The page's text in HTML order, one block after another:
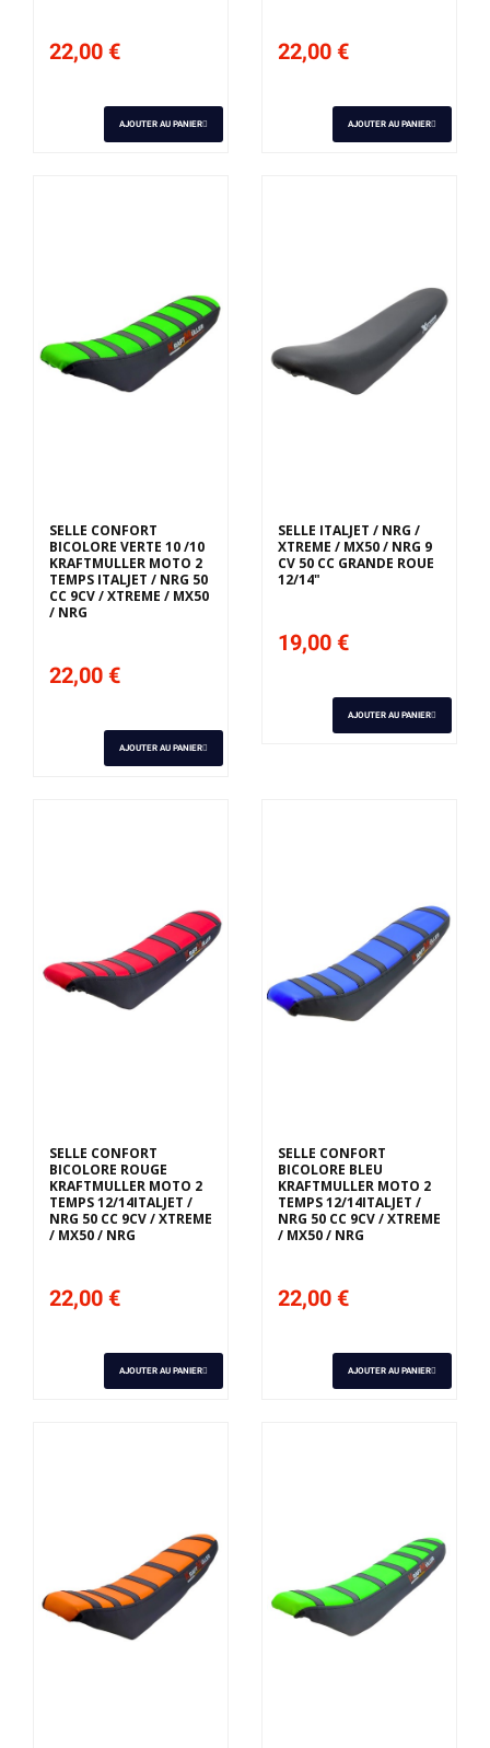
22,00 €
AJOUTER AU PANIER
22,00 €
AJOUTER AU PANIER
SELLE CONFORT
BICOLORE VERTE 10 /10
KRAFTMULLER MOTO 2
TEMPS ITALJET / NRG 50
CC 9CV / XTREME / MX50
/ NRG
22,00 €
AJOUTER AU PANIER
SELLE ITALJET / NRG /
XTREME / MX50 / NRG 9
CV 50 CC GRANDE ROUE
12/14"
19,00 €
AJOUTER AU PANIER
SELLE CONFORT
BICOLORE ROUGE
KRAFTMULLER MOTO 2
TEMPS 12/14ITALJET /
NRG 50 CC 9CV / XTREME
/ MX50 / NRG
22,00 €
AJOUTER AU PANIER
SELLE CONFORT
BICOLORE BLEU
KRAFTMULLER MOTO 2
TEMPS 12/14ITALJET /
NRG 50 CC 9CV / XTREME
/ MX50 / NRG
22,00 €
AJOUTER AU PANIER